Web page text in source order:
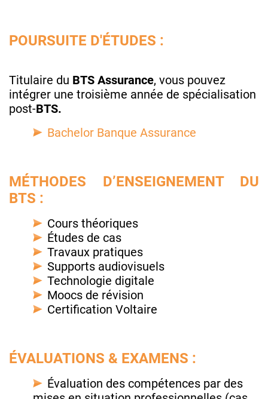
POURSUITE D'ÉTUDES :
Titulaire du BTS Assurance, vous pouvez
intégrer une troisième année de spécialisation
post-BTS.
Bachelor Banque Assurance
MÉTHODES D’ENSEIGNEMENT DU
BTS :
Cours théoriques
Études de cas
Travaux pratiques
Supports audiovisuels
Technologie digitale
Moocs de révision
Certification Voltaire
ÉVALUATIONS & EXAMENS :
Évaluation des compétences par des